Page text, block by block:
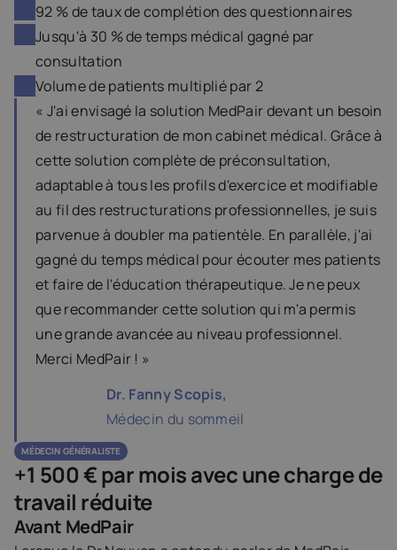
92 % de taux de complétion des questionnaires
Jusqu'à 30 % de temps médical gagné par
consultation
Volume de patients multiplié par 2
« J'ai envisagé la solution MedPair devant un besoin
de restructuration de mon cabinet médical. Grâce à
cette solution complète de préconsultation,
adaptable à tous les profils d'exercice et modifiable
au fil des restructurations professionnelles, je suis
parvenue à doubler ma patientèle. En parallèle, j'ai
gagné du temps médical pour écouter mes patients
et faire de l'éducation thérapeutique. Je ne peux
que recommander cette solution qui m'a permis
une grande avancée au niveau professionnel.
Merci MedPair ! »
Dr. Fanny Scopis,
Médecin du sommeil
MÉDECIN  GÉNÉRALISTE
+1 500 € par mois avec une charge de
travail réduite
Avant MedPair